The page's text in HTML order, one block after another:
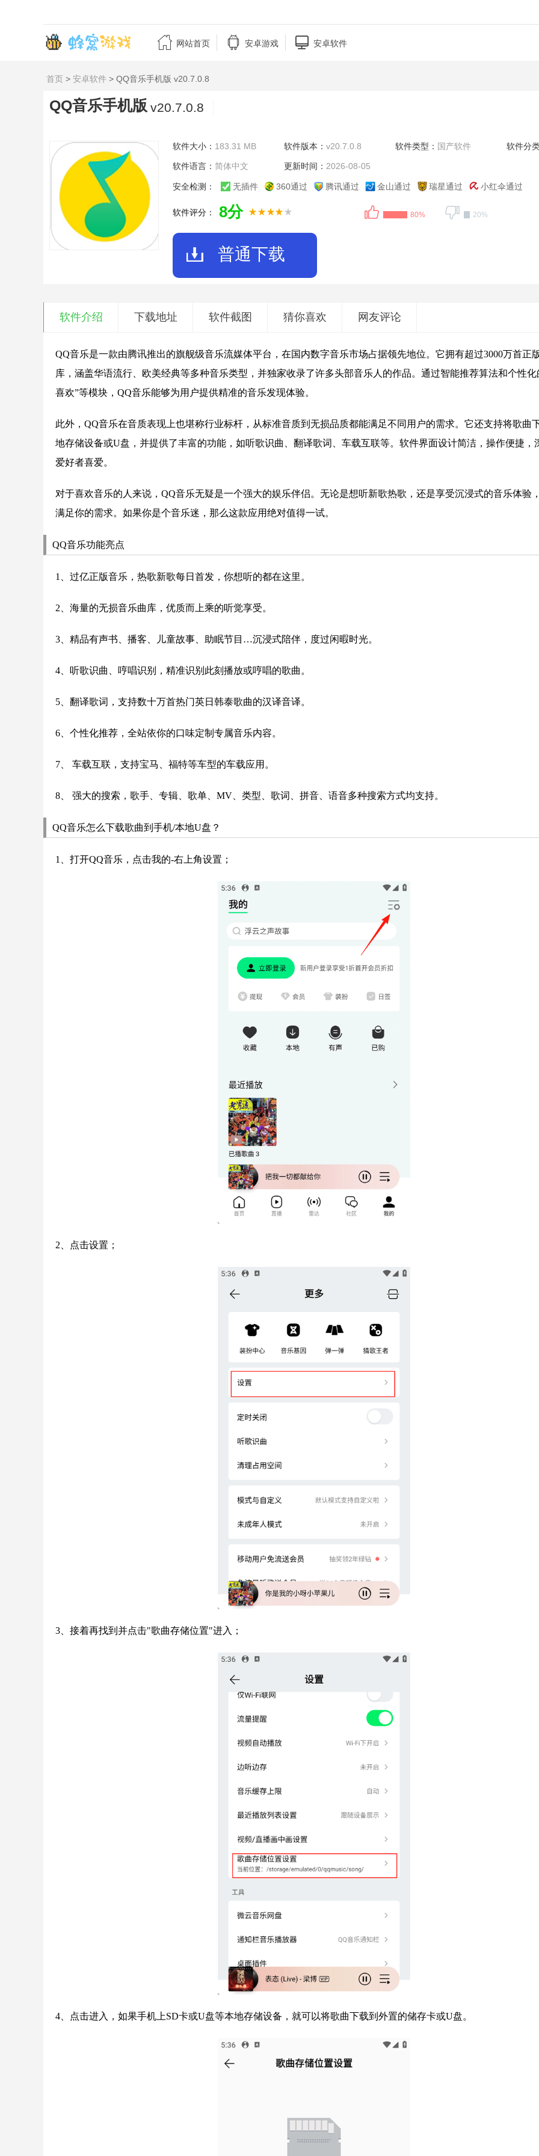
 网站首页  安卓游戏  安卓软件
首页 > 安卓软件 > QQ音乐手机版 v20.7.0.8
QQ音乐手机版 v20.7.0.8
软件大小： 183.31 MB 软件版本： v20.7.0.8 软件类型： 国产软件 软件分类
软件语言： 简体中文 更新时间： 2026-08-05
安全检测： 无插件 360通过 腾讯通过 金山通过 瑞星通过 小红伞通过
软件评分： 8分 80% 20%
普通下载
软件介绍 下载地址 软件截图 猜你喜欢 网友评论
QQ音乐是一款由腾讯推出的旗舰级音乐流媒体平台，在国内数字音乐市场占据领先地位。它拥有超过3000万首正
库，涵盖华语流行、欧美经典等多种音乐类型，并独家收录了许多头部音乐人的作品。通过智能推荐算法和个性化
喜欢”等模块，QQ音乐能够为用户提供精准的音乐发现体验。
此外，QQ音乐在音质表现上也堪称行业标杆，从标准音质到无损品质都能满足不同用户的需求。它还支持将歌曲
地存储设备或U盘，并提供了丰富的功能，如听歌识曲、翻译歌词、车载互联等。软件界面设计简洁，操作便捷，
爱好者喜爱。
对于喜欢音乐的人来说，QQ音乐无疑是一个强大的娱乐伴侣。无论是想听新歌热歌，还是享受沉浸式的音乐体验
满足你的需求。如果你是个音乐迷，那么这款应用绝对值得一试。
QQ音乐功能亮点
1、过亿正版音乐，热歌新歌每日首发，你想听的都在这里。
2、海量的无损音乐曲库，优质而上乘的听觉享受。
3、精品有声书、播客、儿童故事、助眠节目…沉浸式陪伴，度过闲暇时光。
4、听歌识曲、哼唱识别，精准识别此刻播放或哼唱的歌曲。
5、翻译歌词，支持数十万首热门英日韩泰歌曲的汉译音译。
6、个性化推荐，全站依你的口味定制专属音乐内容。
7、 车载互联，支持宝马、福特等车型的车载应用。
8、 强大的搜索，歌手、专辑、歌单、MV、类型、歌词、拼音、语音多种搜索方式均支持。
QQ音乐怎么下载歌曲到手机/本地U盘？
1、打开QQ音乐，点击我的-右上角设置；
2、点击设置；
3、接着再找到并点击"歌曲存储位置"进入；
4、点击进入，如果手机上SD卡或U盘等本地存储设备，就可以将歌曲下载到外置的储存卡或U盘。